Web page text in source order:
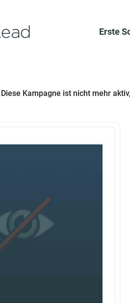
Erste
Diese Kampagne ist nicht mehr